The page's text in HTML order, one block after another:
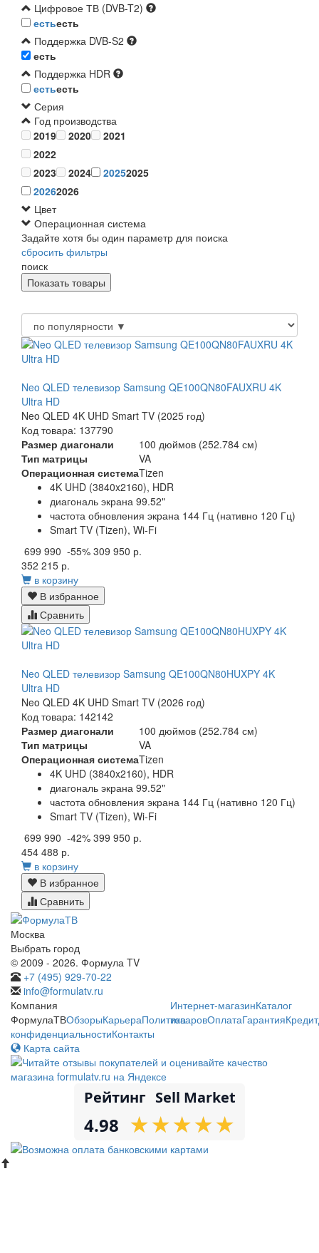
Цифровое ТВ (DVB-T2)
естьесть
Поддержка DVB-S2
есть
Поддержка HDR
естьесть
Серия
Год производства
2019
2020
2021
2022
2023
2024 20252025
20262026
Цвет
Операционная система
Задайте хотя бы один параметр для поиска
сбросить фильтры
поиск
Neo QLED телевизор Samsung QE100QN80FAUXRU 4K
Ultra HD
Neo QLED 4K UHD Smart TV (2025 год)
Код товара: 137790
Размер диагонали
100 дюймов (252.784 см)
Тип матрицы
VA
Операционная системаTizen
4K UHD (3840x2160), HDR
диагональ экрана 99.52"
частота обновления экрана 144 Гц (нативно 120 Гц)
Smart TV (Tizen), Wi-Fi
699 990 -55% 309 950 р.
352 215 р.
в корзину
В избранное
Сравнить
Neo QLED телевизор Samsung QE100QN80HUXPY 4K
Ultra HD
Neo QLED 4K UHD Smart TV (2026 год)
Код товара: 142142
Размер диагонали
100 дюймов (252.784 см)
Тип матрицы
VA
Операционная системаTizen
4K UHD (3840x2160), HDR
диагональ экрана 99.52"
частота обновления экрана 144 Гц (нативно 120 Гц)
Smart TV (Tizen), Wi-Fi
699 990 -42% 399 950 р.
454 488 р.
в корзину
В избранное
Сравнить
Москва
Выбрать город
© 2009 - 2026. Формула TV
+7 (495) 929-70-22
info@formulatv.ru
Компания
ФормулаТВОбзорыКарьераПолитика
конфиденциальностиКонтакты
Интернет-магазинКаталог
товаровОплатаГарантияКредит
Карта сайта
Рейтинг Sell Market
4.98 ★
★★
★★
★★
★★
★